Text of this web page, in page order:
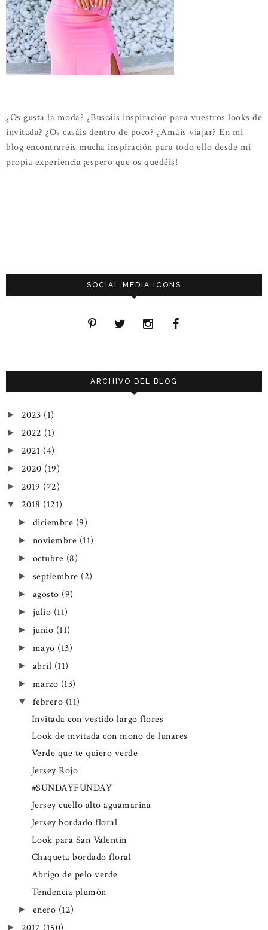
¿Os gusta la moda? ¿Buscáis inspiración para vuestros looks de
invitada? ¿Os casáis dentro de poco? ¿Amáis viajar? En mi
blog encontraréis mucha inspiración para todo ello desde mi
propia experiencia ¡espero que os quedéis!
SOCIAL MEDIA ICONS
ARCHIVO DEL BLOG
► 2023 (1)
► 2022 (1)
► 2021 (4)
► 2020 (19)
► 2019 (72)
▼ 2018 (121)
► diciembre (9)
► noviembre (11)
► octubre (8)
► septiembre (2)
► agosto (9)
► julio (11)
► junio (11)
► mayo (13)
► abril (11)
► marzo (13)
▼ febrero (11)
Invitada con vestido largo flores
Look de invitada con mono de lunares
Verde que te quiero verde
Jersey Rojo
#SUNDAYFUNDAY
Jersey cuello alto aguamarina
Jersey bordado floral
Look para San Valentin
Chaqueta bordado floral
Abrigo de pelo verde
Tendencia plumón
► enero (12)
►